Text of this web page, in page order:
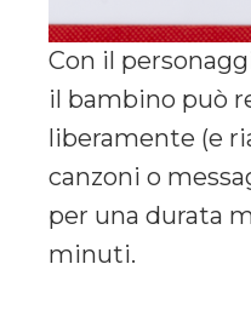
Con il
il bambino può
liberamente (e
canzoni o
per una durata
minuti.